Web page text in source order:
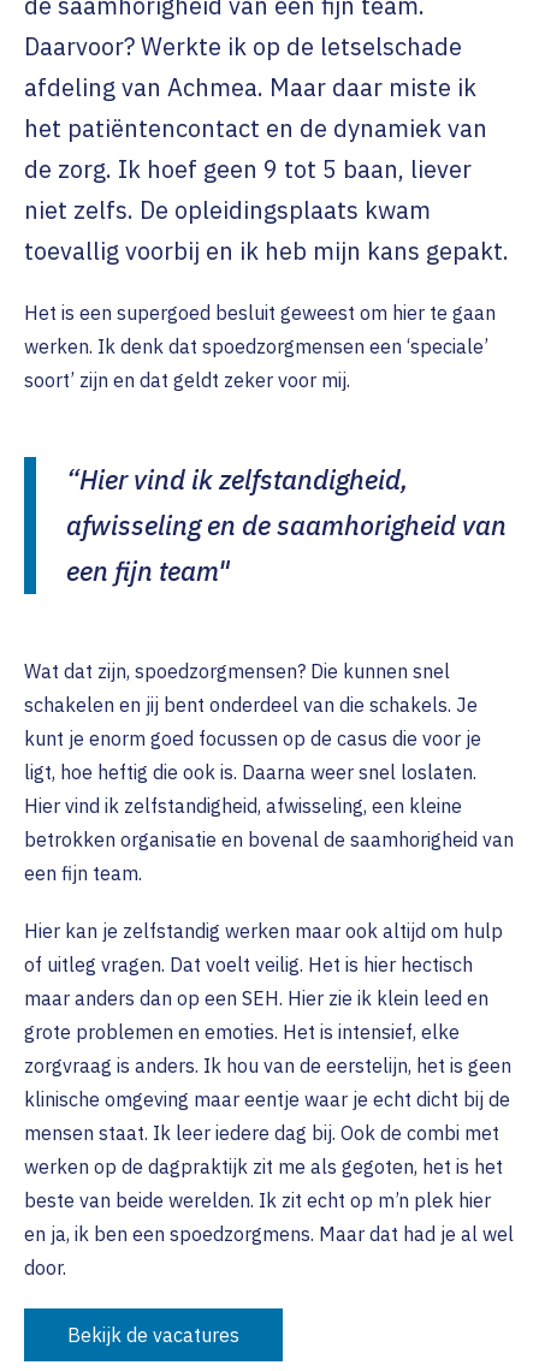
Daarvoor? Werkte ik op de letselschade
afdeling van Achmea. Maar daar miste ik
het patiëntencontact en de dynamiek van
de zorg. Ik hoef geen 9 tot 5 baan, liever
niet zelfs. De opleidingsplaats kwam
toevallig voorbij en ik heb mijn kans gepakt.
Het is een supergoed besluit geweest om hier te gaan
werken. Ik denk dat spoedzorgmensen een ‘speciale’
soort’ zijn en dat geldt zeker voor mij.
“Hier vind ik zelfstandigheid,
afwisseling en de saamhorigheid van
een fijn team"
Wat dat zijn, spoedzorgmensen? Die kunnen snel
schakelen en jij bent onderdeel van die schakels. Je
kunt je enorm goed focussen op de casus die voor je
ligt, hoe heftig die ook is. Daarna weer snel loslaten.
Hier vind ik zelfstandigheid, afwisseling, een kleine
betrokken organisatie en bovenal de saamhorigheid van
een fijn team.
Hier kan je zelfstandig werken maar ook altijd om hulp
of uitleg vragen. Dat voelt veilig. Het is hier hectisch
maar anders dan op een SEH. Hier zie ik klein leed en
grote problemen en emoties. Het is intensief, elke
zorgvraag is anders. Ik hou van de eerstelijn, het is geen
klinische omgeving maar eentje waar je echt dicht bij de
mensen staat. Ik leer iedere dag bij. Ook de combi met
werken op de dagpraktijk zit me als gegoten, het is het
beste van beide werelden. Ik zit echt op m’n plek hier
en ja, ik ben een spoedzorgmens. Maar dat had je al wel
door.
Bekijk de vacatures